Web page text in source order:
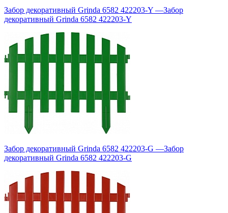
Забор декоративный Grinda 6582 422203-Y —Забор
декоративный Grinda 6582 422203-Y
Забор декоративный Grinda 6582 422203-G —Забор
декоративный Grinda 6582 422203-G